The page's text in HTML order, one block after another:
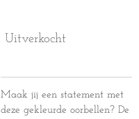
Uitverkocht
Maak jij een statement met
deze gekleurde oorbellen? De